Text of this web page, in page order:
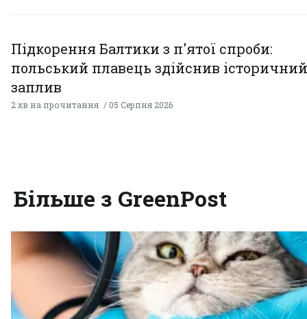
Підкорення Балтики з п'ятої спроби:
польський плавець здійснив історичний
заплив
2 хв на прочитання 05 Серпня 2026
Більше з GreenPost